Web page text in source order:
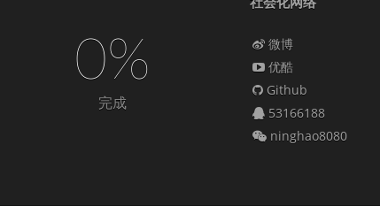
0%
完成
微博
优酷
Github
53166188
ninghao8080